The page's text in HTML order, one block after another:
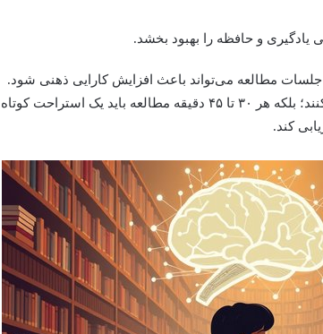
یادگیری و حافظه را بهبود بخشد.
جلسات مطالعه می‌تواند باعث افزایش کارایی ذهنی شود.
کودکان نباید به طور مداوم برای ساعات طولانی مطالعه کنند؛ بلکه هر ۳۰ تا ۴۵ دقیقه مطالعه باید یک استراحت کوتاه